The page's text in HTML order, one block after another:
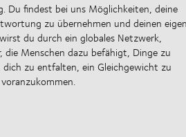
Du findest bei uns Möglichkeiten, deine
zu übernehmen und deinen
du durch ein globales Netzwerk,
die Menschen dazu befähigt, Dinge zu
dich zu entfalten, ein Gleichgewicht zu
entsteht